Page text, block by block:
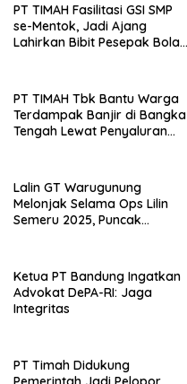
PT TIMAH Fasilitasi GSI SMP
se-Mentok, Jadi Ajang
Lahirkan Bibit Pesepak Bola
PT TIMAH Tbk Bantu Warga
Terdampak Banjir di Bangka
Tengah Lewat Penyaluran
Lalin GT Warugunung
Melonjak Selama Ops Lilin
Semeru 2025, Puncak
Ketua PT Bandung Ingatkan
Advokat DePA-RI: Jaga
Integritas
PT Timah Didukung